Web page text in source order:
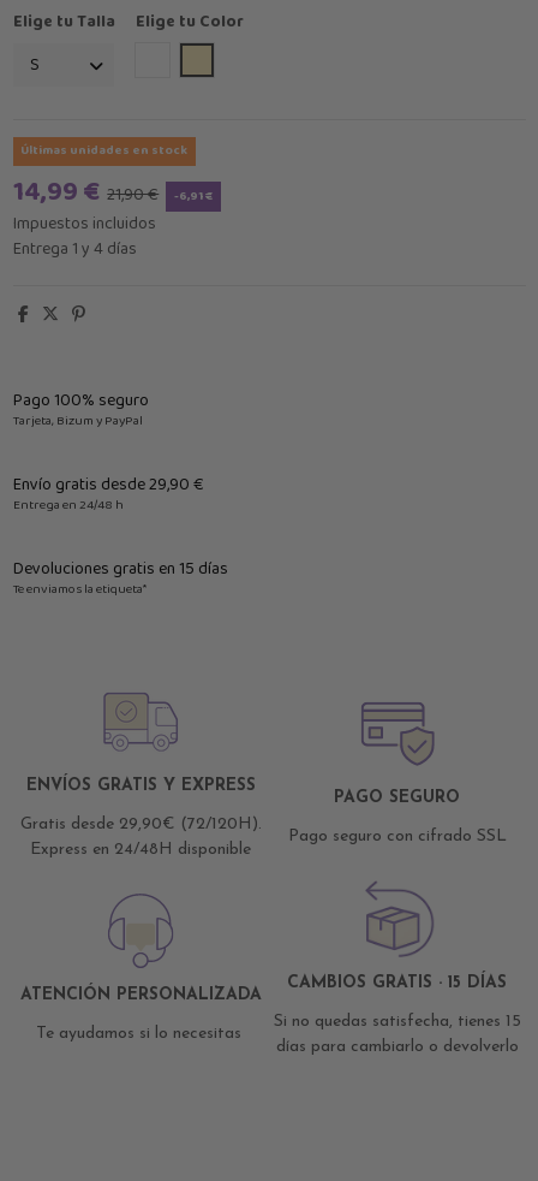
Elige tu Talla
Elige tu Color
Últimas unidades en stock
14,99 € 21,90 € -6,91 €
Impuestos incluidos
Entrega 1 y 4 días
Pago 100% seguro
Tarjeta, Bizum y PayPal
Envío gratis desde 29,90 €
Entrega en 24/48 h
Devoluciones gratis en 15 días
Te enviamos la etiqueta*
ENVÍOS GRATIS Y EXPRESS
Gratis desde 29,90€ (72/120H).
Express en 24/48H disponible
PAGO SEGURO
Pago seguro con cifrado SSL
ATENCIÓN PERSONALIZADA
Te ayudamos si lo necesitas
CAMBIOS GRATIS · 15 DÍAS
Si no quedas satisfecha, tienes 15
días para cambiarlo o devolverlo